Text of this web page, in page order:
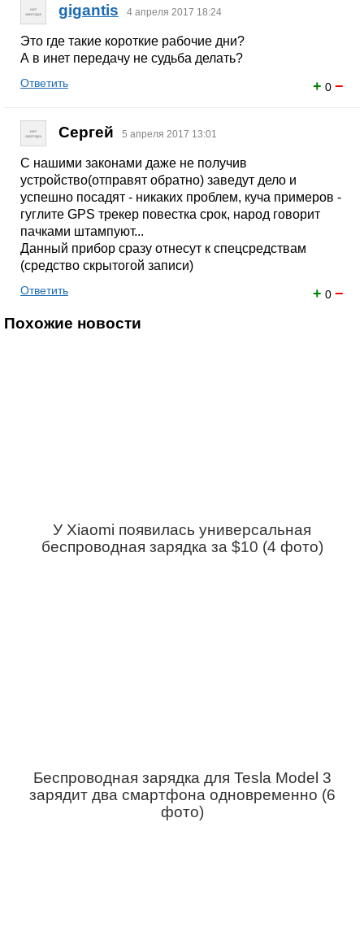
gigantis 4 апреля 2017 18:24
Это где такие короткие рабочие дни?
А в инет передачу не судьба делать?
+ 0 −
Ответить
Сергей 5 апреля 2017 13:01
С нашими законами даже не получив
устройство(отправят обратно) заведут дело и
успешно посадят - никаких проблем, куча примеров -
гуглите GPS трекер повестка срок, народ говорит
пачками штампуют...
Данный прибор сразу отнесут к спецсредствам
(средство скрытогой записи)
+ 0 −
Ответить
Похожие новости
У Xiaomi появилась универсальная
беспроводная зарядка за $10 (4 фото)
Беспроводная зарядка для Tesla Model 3
зарядит два смартфона одновременно (6
фото)